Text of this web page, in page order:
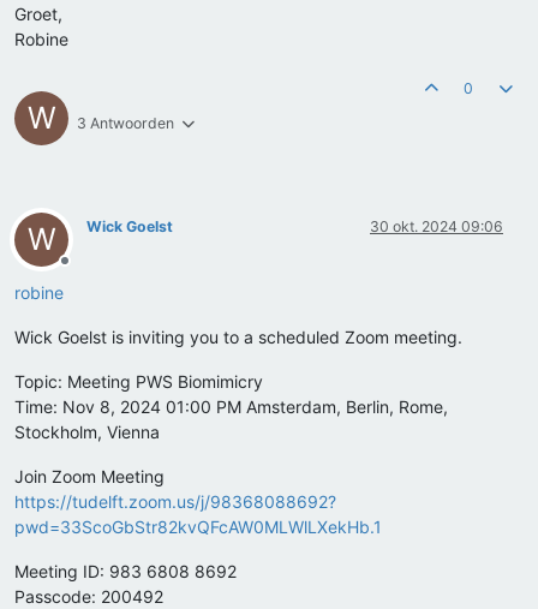
Groet,
Robine
W 3 Antwoorden
0
W
Offline
Wick Goelst 30 okt. 2024 09:06
robine
Wick Goelst is inviting you to a scheduled Zoom meeting.
Topic: Meeting PWS Biomimicry
Time: Nov 8, 2024 01:00 PM Amsterdam, Berlin, Rome,
Stockholm, Vienna
Join Zoom Meeting
https://tudelft.zoom.us/j/98368088692?
pwd=33ScoGbStr82kvQFcAW0MLWlLXekHb.1
Meeting ID: 983 6808 8692
Passcode: 200492